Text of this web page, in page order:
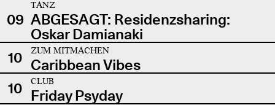
09
TANZ
ABGESAGT: Residenzsharing:
Oskar Damianaki
10
ZUM MITMACHEN
Caribbean Vibes
10
CLUB
Friday Psyday